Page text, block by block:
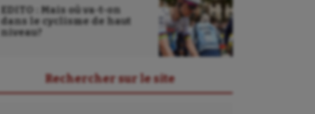
EDITO : Mais où va-t-on
dans le cyclisme de haut
niveau?
Rechercher sur le site